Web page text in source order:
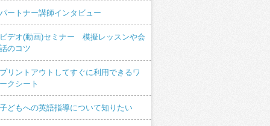
ートナー講師インタビュー
デオ(動画)セミナー 模擬レッスンや会
のコツ
リントアウトしてすぐに利用できるワ
クシート
どもへの英語指導について知りたい